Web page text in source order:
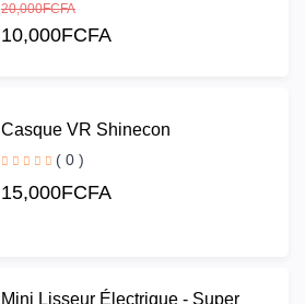
20,000FCFA
10,000FCFA
Casque VR Shinecon
( 0 )
15,000FCFA
Mini Lisseur Électrique - Super